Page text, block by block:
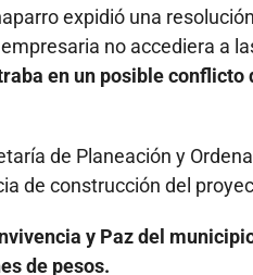
expidió una
no accediera a
en un posible
de Planeación y
de construcción del
y Paz del
de pesos.